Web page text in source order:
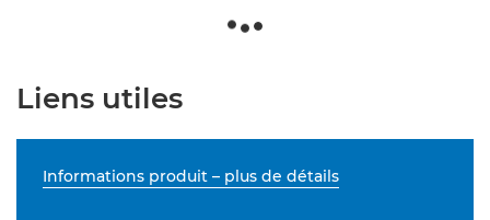
Liens utiles
Informations produit – plus de détails